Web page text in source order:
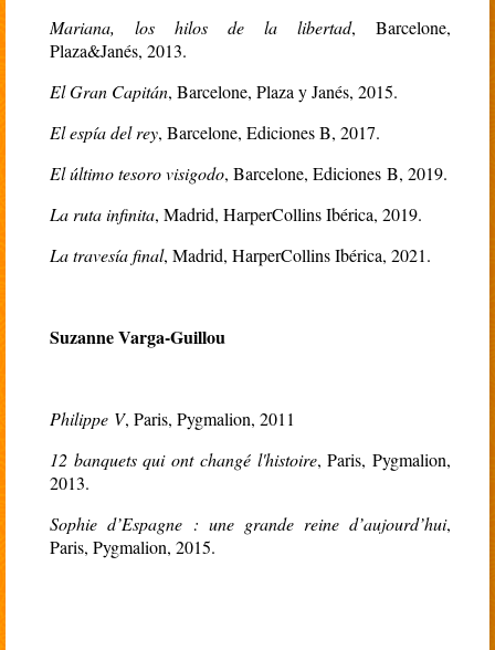
Mariana, los hilos de la libertad, Barcelone,
Plaza&Janés, 2013.
El Gran Capitán, Barcelone, Plaza y Janés, 2015.
El espía del rey, Barcelone, Ediciones B, 2017.
El último tesoro visigodo, Barcelone, Ediciones B, 2019.
La ruta infinita, Madrid, HarperCollins Ibérica, 2019.
La travesía final, Madrid, HarperCollins Ibérica, 2021.
Suzanne Varga-Guillou
Philippe V, Paris, Pygmalion, 2011
12 banquets qui ont changé l'histoire, Paris, Pygmalion,
2013.
Sophie d’Espagne : une grande reine d’aujourd’hui,
Paris, Pygmalion, 2015.